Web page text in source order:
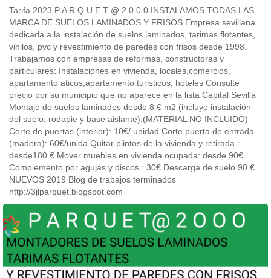
external)
Tarifa 2023 P A R Q U E T @ 2 0 0 0 INSTALAMOS TODAS LAS
MARCA DE SUELOS LAMINADOS Y FRISOS Empresa sevillana
dedicada a la instalación de suelos laminados, tarimas flotantes,
vinilos, pvc y revestimiento de paredes con frisos desde 1998.
Trabajamos con empresas de reformas, constructoras y
particulares: Instalaciones en vivienda, locales,comercios,
apartamento aticos,apartamento turisticos, hoteles Consulte
precio por su municipio que no aparece en la lista Capital Sevilla
Montaje de suelos laminados desde 8 € m2 (incluye instalación
del suelo, rodapie y base aislante).(MATERIAL NO INCLUIDO)
Corte de puertas (interior): 10€/ unidad Corte puerta de entrada
(madera): 60€/unida Quitar plintos de la vivienda y retirada :
desde180 € Mover muebles en vivienda ocupada: desde 90€
Complemento por agujas y discos : 30€ Descarga de suelo 90 €
NUEVOS 2019 Blog de trabajos terminados
http://3jlparquet.blogspot.com